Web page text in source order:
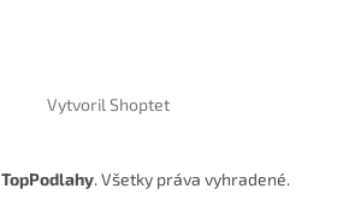
Vytvoril Shoptet
TopPodlahy. Všetky práva vyhradené.